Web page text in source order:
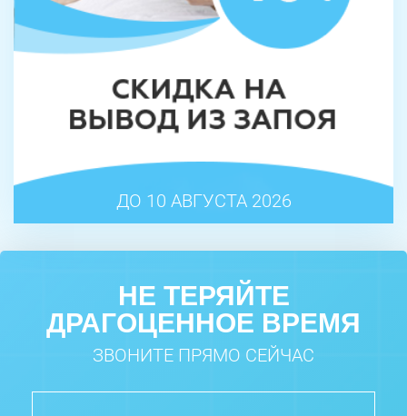
ДО 10 АВГУСТА 2026
НЕ ТЕРЯЙТЕ
ДРАГОЦЕННОЕ ВРЕМЯ
ЗВОНИТЕ ПРЯМО СЕЙЧАС